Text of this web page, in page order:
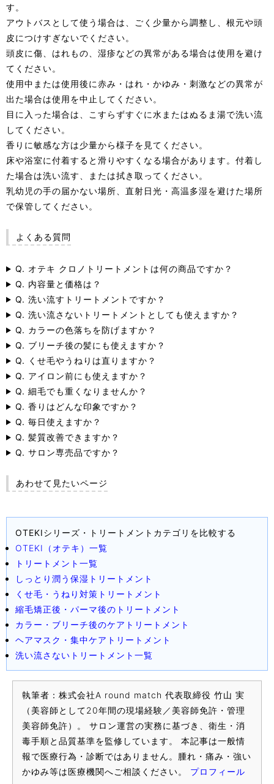
す。
アウトバスとして使う場合は、ごく少量から調整し、根元や頭
皮につけすぎないでください。
頭皮に傷、はれもの、湿疹などの異常がある場合は使用を避け
てください。
使用中または使用後に赤み・はれ・かゆみ・刺激などの異常が
出た場合は使用を中止してください。
目に入った場合は、こすらずすぐに水またはぬるま湯で洗い流
してください。
香りに敏感な方は少量から様子を見てください。
床や浴室に付着すると滑りやすくなる場合があります。付着し
た場合は洗い流す、または拭き取ってください。
乳幼児の手の届かない場所、直射日光・高温多湿を避けた場所
で保管してください。
よくある質問
Q. オテキ クロノトリートメントは何の商品ですか？
Q. 内容量と価格は？
Q. 洗い流すトリートメントですか？
Q. 洗い流さないトリートメントとしても使えますか？
Q. カラーの色落ちを防げますか？
Q. ブリーチ後の髪にも使えますか？
Q. くせ毛やうねりは直りますか？
Q. アイロン前にも使えますか？
Q. 細毛でも重くなりませんか？
Q. 香りはどんな印象ですか？
Q. 毎日使えますか？
Q. 髪質改善できますか？
Q. サロン専売品ですか？
あわせて見たいページ
OTEKIシリーズ・トリートメントカテゴリを比較する
OTEKI（オテキ）一覧
トリートメント一覧
しっとり潤う保湿トリートメント
くせ毛・うねり対策トリートメント
縮毛矯正後・パーマ後のトリートメント
カラー・ブリーチ後のケアトリートメント
ヘアマスク・集中ケアトリートメント
洗い流さないトリートメント一覧
執筆者：株式会社A round match 代表取締役 竹山 実
（美容師として20年間の現場経験／美容師免許・管理
美容師免許）。 サロン運営の実務に基づき、衛生・消
毒手順と品質基準を監修しています。 本記事は一般情
報で医療行為・診断ではありません。腫れ・痛み・強い
かゆみ等は医療機関へご相談ください。 プロフィール